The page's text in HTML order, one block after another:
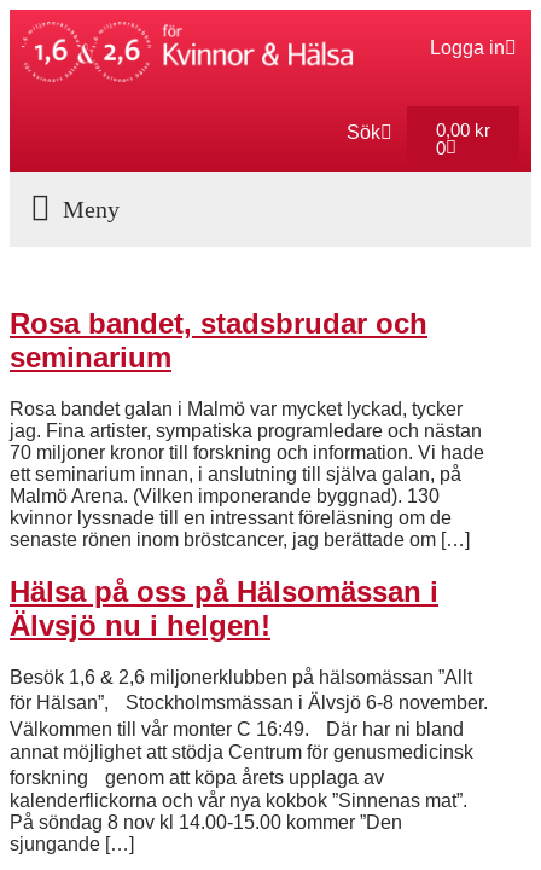
Logga in
Sök 0,00 kr
0
Rosa bandet, stadsbrudar och
seminarium
Rosa bandet galan i Malmö var mycket lyckad, tycker
jag. Fina artister, sympatiska programledare och nästan
70 miljoner kronor till forskning och information. Vi hade
ett seminarium innan, i anslutning till själva galan, på
Malmö Arena. (Vilken imponerande byggnad). 130
kvinnor lyssnade till en intressant föreläsning om de
senaste rönen inom bröstcancer, jag berättade om […]
Hälsa på oss på Hälsomässan i
Älvsjö nu i helgen!
Besök 1,6 & 2,6 miljonerklubben på hälsomässan ”Allt
för Hälsan”, Stockholmsmässan i Älvsjö 6-8 november.
Välkommen till vår monter C 16:49. Där har ni bland
annat möjlighet att stödja Centrum för genusmedicinsk
forskning genom att köpa årets upplaga av
kalenderflickorna och vår nya kokbok ”Sinnenas mat”.
På söndag 8 nov kl 14.00-15.00 kommer ”Den
sjungande […]